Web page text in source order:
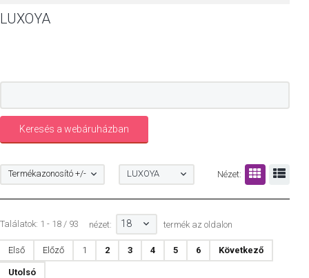
LUXOYA
Nézet:
Termékazonosító +/- LUXOYA
Találatok: 1 - 18 / 93 nézet: 18 termék az oldalon
Első Előző 1 2 3 4 5 6 Következő
Utolsó